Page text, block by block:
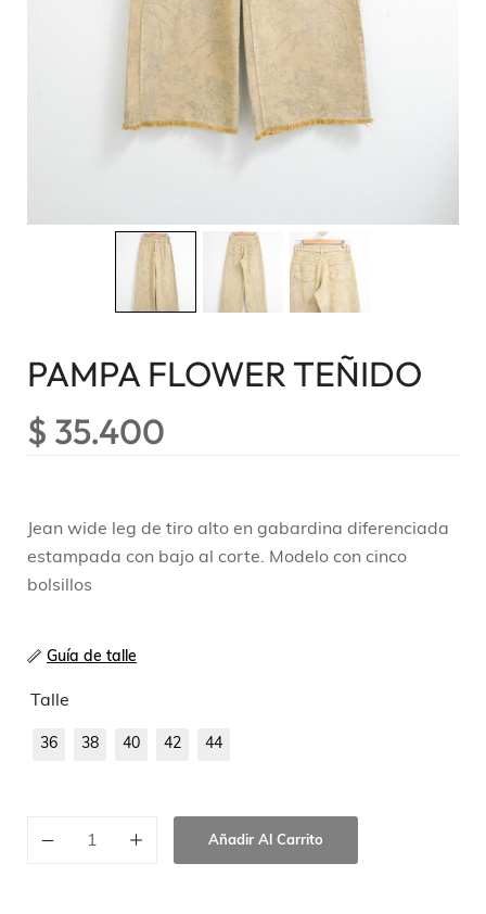
PAMPA FLOWER TEÑIDO
$ 35.400
Jean wide leg de tiro alto en gabardina diferenciada
estampada con bajo al corte. Modelo con cinco
bolsillos
Guía de talle
Talle
36 38 40 42 44
Añadir Al Carrito